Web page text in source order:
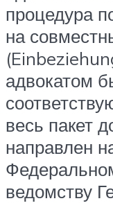
процедура
на
адвокатом
весь пакет
направлен
ведомству